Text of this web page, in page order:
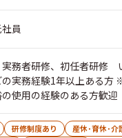
員
務者研修、初任者研修
実務経験1年以上ある方
使用の経験のある方歓迎
研修制度あり
産休･育休･介